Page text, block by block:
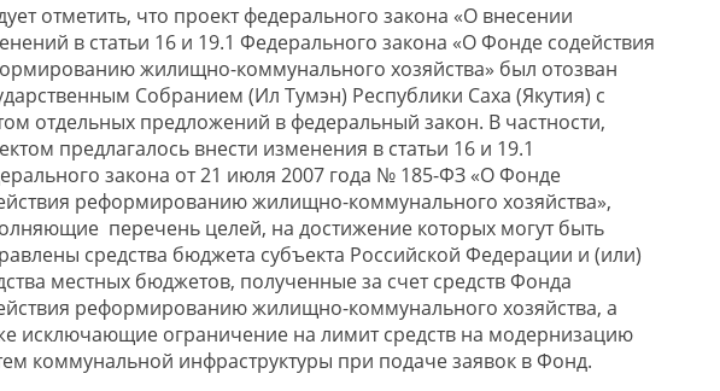
отметить, что проект федерального закона «О внесении
в статьи 16 и 19.1 Федерального закона «О Фонде содействия
жилищно-коммунального хозяйства» был отозван
Собранием (Ил Тумэн) Республики Саха (Якутия) с
отдельных предложений в федеральный закон. В частности,
предлагалось внести изменения в статьи 16 и 19.1
закона от 21 июля 2007 года № 185-ФЗ «О Фонде
реформированию жилищно-коммунального хозяйства»,
перечень целей, на достижение которых могут быть
средства бюджета субъекта Российской Федерации и (или)
местных бюджетов, полученные за счет средств Фонда
реформированию жилищно-коммунального хозяйства, а
исключающие ограничение на лимит средств на модернизацию
коммунальной инфраструктуры при подаче заявок в Фонд.